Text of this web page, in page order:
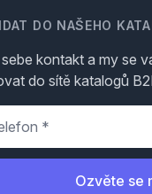
DO NAŠEHO
kontakt a my se
do sítě katalogů
Ozvěte se